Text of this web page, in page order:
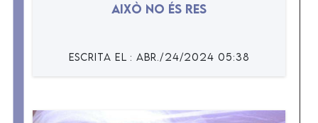
Això no és res
ESCRiTA EL : abr./24/2024 05:38